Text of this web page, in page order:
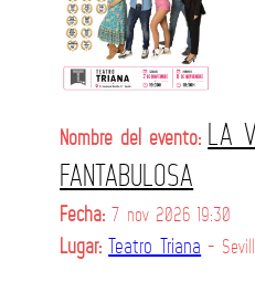
Nombre del evento: LA
FANTABULOSA
Fecha: 7 nov 2026 19:30
Lugar: Teatro Triana -